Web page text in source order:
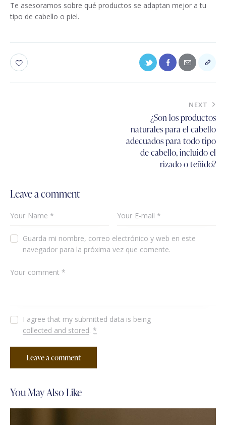
Te asesoramos sobre qué productos se adaptan mejor a tu
tipo de cabello o piel.
NEXT
¿Son los productos
naturales para el cabello
adecuados para todo tipo
de cabello, incluido el
rizado o teñido?
Leave a comment
Guarda mi nombre, correo electrónico y web en este
navegador para la próxima vez que comente.
I agree that my submitted data is being
collected and stored.*
You May Also Like